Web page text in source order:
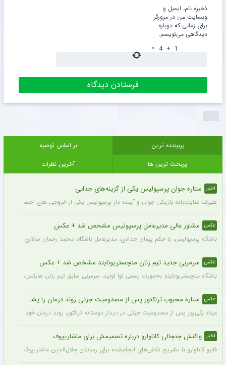
ذخیره نام، ایمیل و
وبسایت من در مرورگر
برای زمانی که دوباره
دیدگاهی می‌نویسم.
1
+
4
=
پربیننده ترین
بر اساس توصیه
پربحث ترین ها
آخرین نظرات
اخبار ستاره جوان پرسپولیس یکی از گزینه‌های جدایی
علیرضا عنایت‌زاده بازیکن جوان و آینده دار پرسپولیس یکی از خروجی های احتمالی
عکس مشاور عالی مدیرعامل پرسپولیس مشخص شد + عکس
باشگاه پرسپولیس، با حکم پیمان حدادی، مدیرعامل باشگاه، محمد رحمان سالاری به
عکس سرمربی جدید تیم زنان منچستریونایتد مشخص شد + عکس
باشگاه منچستریونایتد به‌صورت رسمی اِوا اولید، سرمربی سابق تیم زنان هارتس، را
عکس ستاره محبوب تراکتور پس از مصدومیت جزئی روند درمان را پشت سر گذاشت + عکس
میلاد زکی‌پور پس از مصدومیت جزئی در دیدار دوستانه تراکتور، روند درمان خود را
اخبار واکنش جنجالی کاناوارو درباره تصمیمش برای ماشاریپوف
فابیو کاناوارو با تشریح تلاش‌های انجام‌شده برای رساندن جلال‌الدین ماشاریپوف به